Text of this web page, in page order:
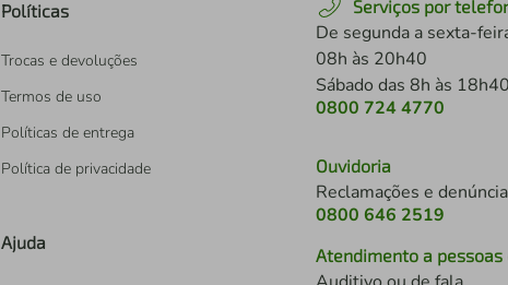
Políticas
Trocas e devoluções
Termos de uso
Políticas de entrega
Política de privacidade
Ajuda
Serviços por
De segunda a sexta-
08h às 20h40
Sábado das 8h às 18h40
0800 724 4770
Ouvidoria
Reclamações e
0800 646 2519
Atendimento a pessoas